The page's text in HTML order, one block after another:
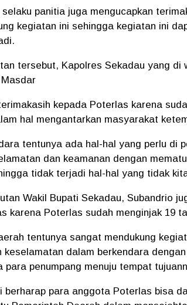
panitia juga mengucapkan
kegiatan ini sehingga kegiatan ini
tersebut, Kapolres Sekadau yang di
Masdar
kepada Poterlas karena
hal mengantarkan masyarakat
tentunya ada hal-hal yang perlu di
dan keamanan dengan
tidak terjadi hal-hal yang tidak
Wakil Bupati Sekadau, Subandrio
karena Poterlas sudah menginjak 19
tentunya sangat mendukung
keselamatan dalam berkendara
para penumpang menuju tempat
berharap para anggota Poterlas bisa